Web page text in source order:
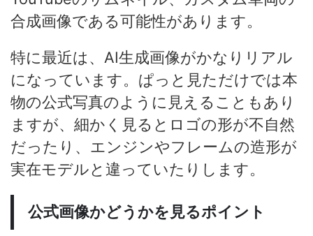
合成画像である可能性があります。
特に最近は、AI生成画像がかなりリアル
になっています。ぱっと見ただけでは本
物の公式写真のように見えることもあり
ますが、細かく見るとロゴの形が不自然
だったり、エンジンやフレームの造形が
実在モデルと違っていたりします。
公式画像かどうかを見るポイント